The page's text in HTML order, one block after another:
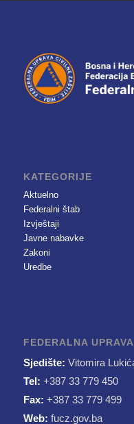
KATEGORIJE
Aktuelno
Federalni štab
Izvještaji
Javne nabavke
Zakoni
Uredbe
FEDERALNA
Sjedište: Vitomira
Tel: +387 33 779 450
Fax: +387 33 779 499
Web: fucz.gov.ba